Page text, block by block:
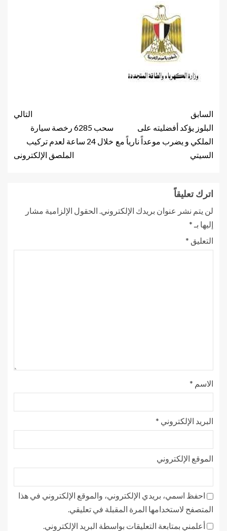
السابق
البلوز يؤكد أفضليته على
الملكي و يضرب موعداً نارياً مع
السيتي
التالي
سحب 6285 رخصة سيارة
خلال 24 ساعة لعدم تركيب
الملصق الإلكترونى
اترك تعليقاً
لن يتم نشر عنوان بريدك الإلكتروني. الحقول الإلزامية مشار
إليها بـ *
التعليق *
الاسم *
البريد الإلكتروني *
الموقع الإلكتروني
احفظ اسمي، بريدي الإلكتروني، والموقع الإلكتروني في هذا
المتصفح لاستخدامها المرة المقبلة في تعليقي.
أعلمني بمتابعة التعليقات بواسطة البريد الإلكتروني.